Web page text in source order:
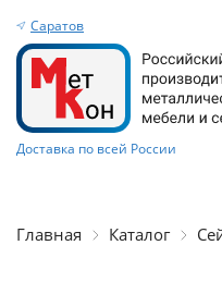
Саратов
Доставка по всей России
Главная Каталог